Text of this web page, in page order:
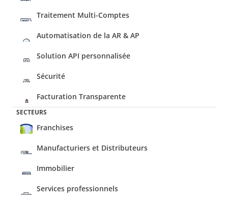
Traitement Multi-Comptes
Automatisation de la AR & AP
Solution API personnalisée
Sécurité
Facturation Transparente
SECTEURS
Franchises
Manufacturiers et Distributeurs
Immobilier
Services professionnels